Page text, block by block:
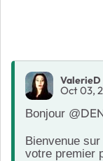
ValerieD
Oct 03,
Bonjour @
Bienvenue
votre premier